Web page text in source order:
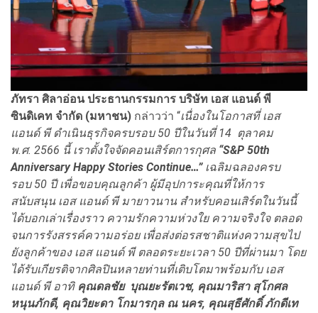
ภัทรา ศิลาอ่อน ประธานกรรมการ บริษัท เอส แอนด์ พี
ซินดิเคท จำกัด (มหาชน) กล่าวว่า “เนื่องในโอกาสที่ เอส
แอนด์ พี ดำเนินธุรกิจครบรอบ 50 ปีในวันที่ 14 ตุลาคม
พ.ศ. 2566 นี้ เราตั้งใจจัดคอนเสิร์ตการกุศล “S&P 50th
Anniversary Happy Stories Continue…”เฉลิมฉลองครบ
รอบ 50 ปี เพื่อขอบคุณลูกค้า ผู้มีอุปการะคุณที่ให้การ
สนับสนุน เอส แอนด์ พี มายาวนาน สำหรับคอนเสิร์ตในวันนี้
ได้บอกเล่าเรื่องราว ความรักความห่วงใย ความจริงใจ ตลอด
จนการรังสรรค์ความอร่อย เพื่อส่งต่อรสชาติแห่งความสุขไป
ยังลูกค้าของ เอส แอนด์ พี ตลอดระยะเวลา 50 ปีที่ผ่านมา โดย
ได้รับเกียรติจากศิลปินหลายท่านที่เติบโตมาพร้อมกับ เอส
แอนด์ พี อาทิ คุณดลชัย บุณยะรัตเวช, คุณมาริสา สุโกศล
หนุนภักดี, คุณวิยะดา โกมารกุล ณ นคร, คุณสุธีศักดิ์ ภักดีเท